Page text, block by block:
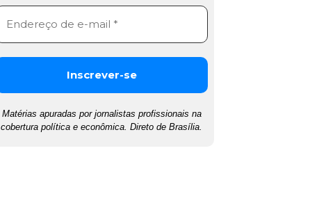
Matérias apuradas por jornalistas profissionais na
cobertura política e econômica. Direto de Brasília.